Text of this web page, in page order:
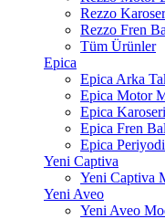
Rezzo
Rezzo Fren
Tüm Ürünler
Epica
Epica Arka
Epica Motor
Epica
Epica Fren
Epica
Yeni Captiva
Yeni Captiva
Yeni Aveo
Yeni Aveo